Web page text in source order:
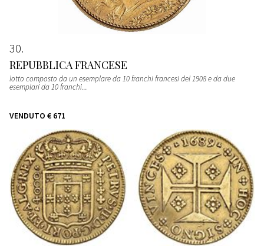
30
REPUBBLICA FRANCESE
lotto composto da un esemplare da 10 franchi francesi del 1908 e da due
esemplari da 10 franchi...
VENDUTO € 671